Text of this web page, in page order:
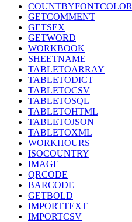
COUNTBYFONTCOLOR
GETCOMMENT
GETSEX
GETWORD
WORKBOOK
SHEETNAME
TABLETOARRAY
TABLETODICT
TABLETOCSV
TABLETOSQL
TABLETOHTML
TABLETOJSON
TABLETOXML
WORKHOURS
ISOCOUNTRY
IMAGE
QRCODE
BARCODE
GETBOLD
IMPORTTEXT
IMPORTCSV